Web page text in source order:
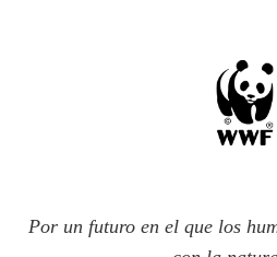
Por un futuro en el que los